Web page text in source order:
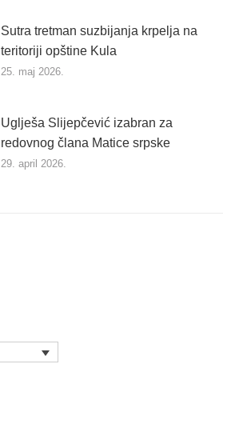
Sutra tretman suzbijanja krpelja na
teritoriji opštine Kula
25. maj 2026.
Uglješa Slijepčević izabran za
redovnog člana Matice srpske
29. april 2026.